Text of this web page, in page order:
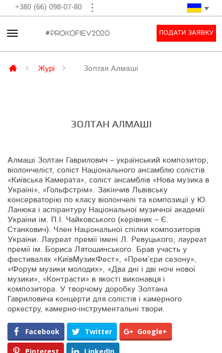
+380 (66) 098-07-80
ПОДАТИ ЗАЯВКУ
Журі Золтан Алмаші
ЗОЛТАН АЛМАШІ
Алмаші Золтан Гаврилович – український композитор,
віолончеліст, соліст Національного ансамблю солістів
«Київська Камерата», соліст ансамблів «Нова музика в
Україні», «Гольфстрім». Закінчив Львівську
консерваторію по класу віолончелі та композиції у Ю.
Ланюка і аспірантуру Національної музичної академії
України ім. П.І. Чайковського (керівник – Є.
Станкович). Член Національної спілки композиторів
України. Лауреат премії імені Л. Ревуцького, лауреат
премії ім. Бориса Лятошинського. Брав участь у
фестивалях «КиївМузикФест», «Прем’єри сезону»,
«Форум музики молодих», «Два дні і дві ночі нової
музики», «Контрасти» в якості виконавця і
композитора. У творчому доробку Золтана
Гавриловича концерти для солістів і камерного
оркестру, камерно-інструментальні твори.
Facebook Twitter Google+